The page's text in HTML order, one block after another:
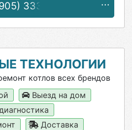
333-49-94
ТЕХНОЛОГИИ
котлов всех брендов
Выезд на дом
Доставка